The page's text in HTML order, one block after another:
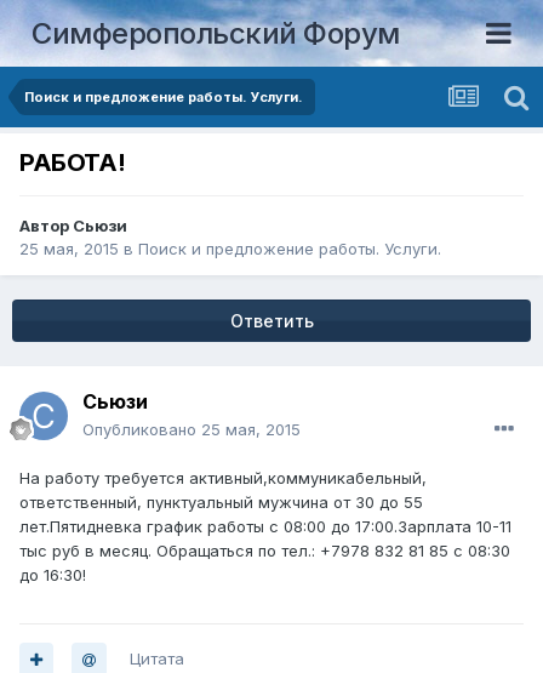
Симферопольский Форум
Поиск и предложение работы. Услуги.
РАБОТА!
Автор Сьюзи
25 мая, 2015 в Поиск и предложение работы. Услуги.
Ответить
Сьюзи
Опубликовано 25 мая, 2015
На работу требуется активный,коммуникабельный,
ответственный, пунктуальный мужчина от 30 до 55
лет.Пятидневка график работы с 08:00 до 17:00.Зарплата 10-11
тыс руб в месяц. Обращаться по тел.: +7978 832 81 85 с 08:30
до 16:30!
Цитата